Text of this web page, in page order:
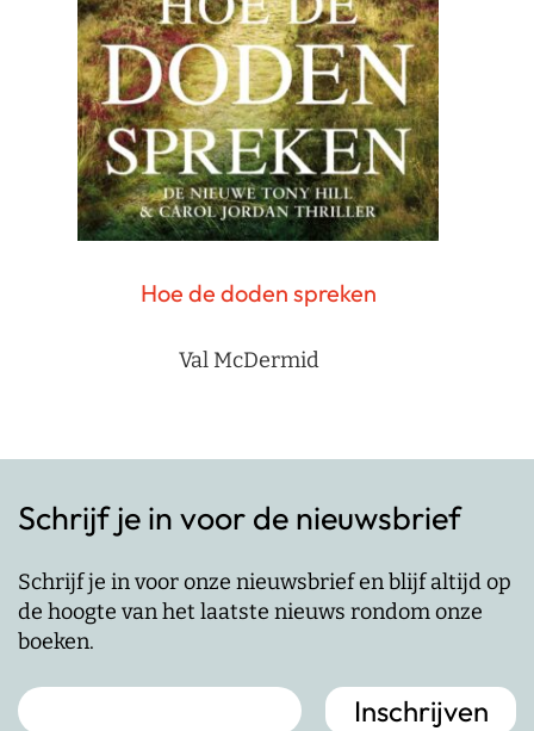
Hoe de doden spreken
Val McDermid
Schrijf je in voor de nieuwsbrief
Schrijf je in voor onze nieuwsbrief en blijf altijd op
de hoogte van het laatste nieuws rondom onze
boeken.